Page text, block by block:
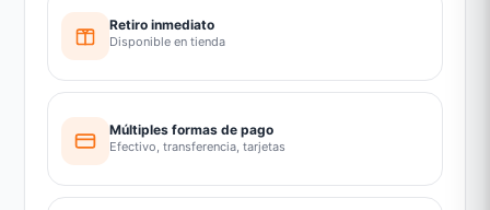
Retiro inmediato
Disponible en tienda
Múltiples formas de pago
Efectivo, transferencia, tarjetas